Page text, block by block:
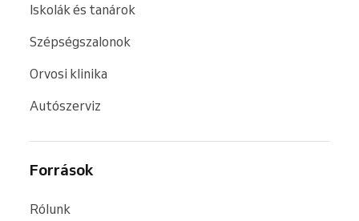
Iskolák és tanárok
Szépségszalonok
Orvosi klinika
Autószerviz
Források
Rólunk